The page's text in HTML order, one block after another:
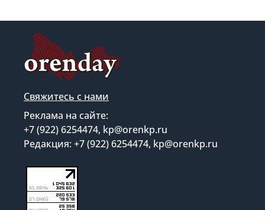
Свяжитесь с нами
Реклама на сайте:
+7 (922) 6254474, kp@orenkp.ru
Редакция: +7 (922) 6254474, kp@orenkp.ru